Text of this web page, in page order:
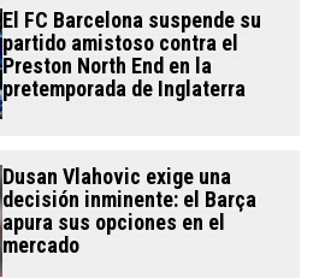
El FC Barcelona suspende su
partido amistoso contra el
Preston North End en la
pretemporada de Inglaterra
Dusan Vlahovic exige una
decisión inminente: el Barça
apura sus opciones en el
mercado